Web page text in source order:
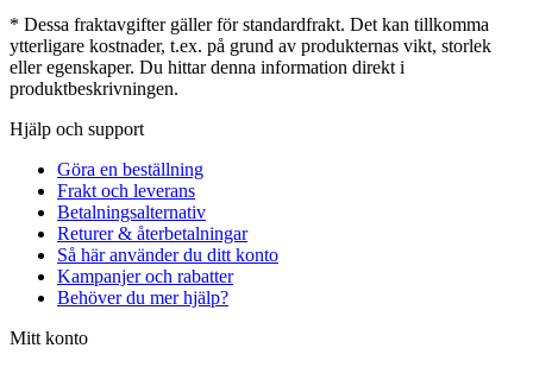
* Dessa fraktavgifter gäller för standardfrakt. Det kan tillkomma
ytterligare kostnader, t.ex. på grund av produkternas vikt, storlek
eller egenskaper. Du hittar denna information direkt i
produktbeskrivningen.
Hjälp och support
Göra en beställning
Frakt och leverans
Betalningsalternativ
Returer & återbetalningar
Så här använder du ditt konto
Kampanjer och rabatter
Behöver du mer hjälp?
Mitt konto